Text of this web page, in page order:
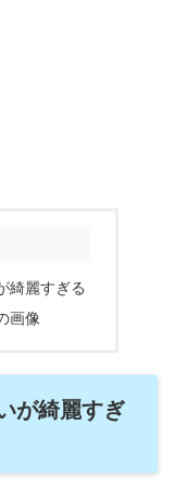
綺麗すぎる
画像
が綺麗すぎ